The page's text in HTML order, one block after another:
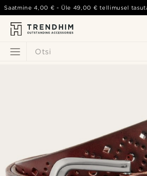
Otsi
Saatmine4,00 € - Üle 49,00 € tellimusel